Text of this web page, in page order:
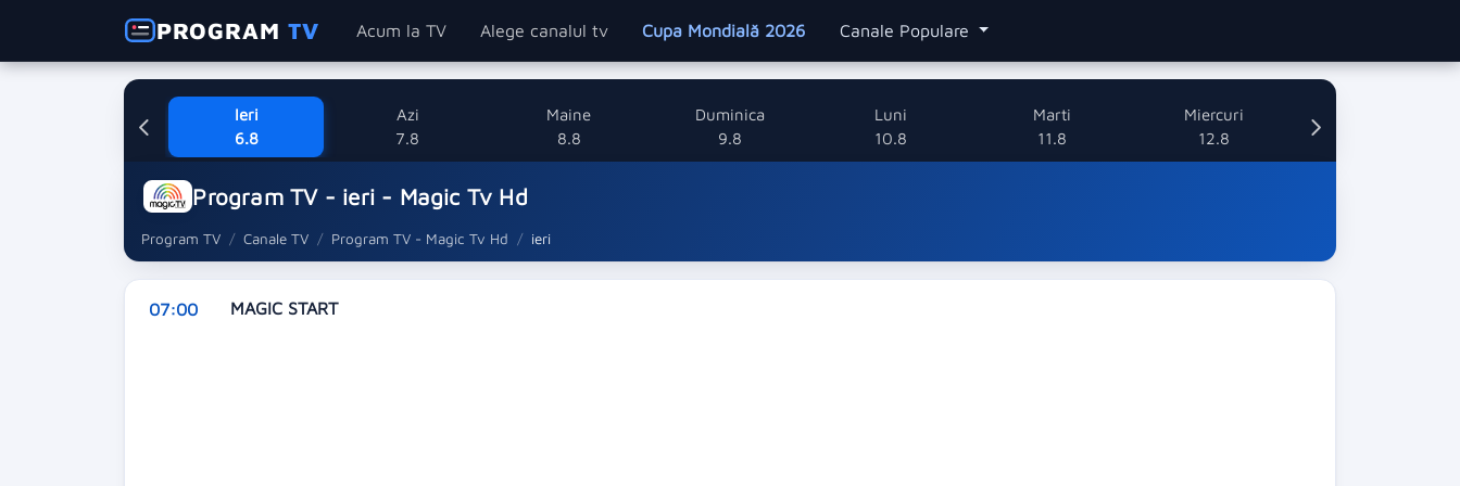
PROGRAMTV Acum la TV Alege canalul tv Cupa Mondială 2026 Canale Populare
Ieri
6.8
Azi
7.8
Maine
8.8
Duminica
9.8
Luni
10.8
Marti
11.8
Miercuri
12.8
Program TV - ieri - Magic Tv Hd
Program TV Canale TV Program TV - Magic Tv Hd ieri
07:00 MAGIC START